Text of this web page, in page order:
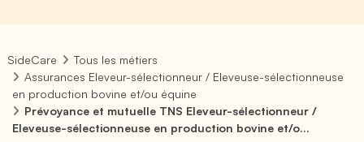
SideCare
Tous les métiers
Assurances Eleveur-sélectionneur / Eleveuse-sélectionneuse
en production bovine et/ou équine
Prévoyance et mutuelle TNS Eleveur-sélectionneur /
Eleveuse-sélectionneuse en production bovine et/o...